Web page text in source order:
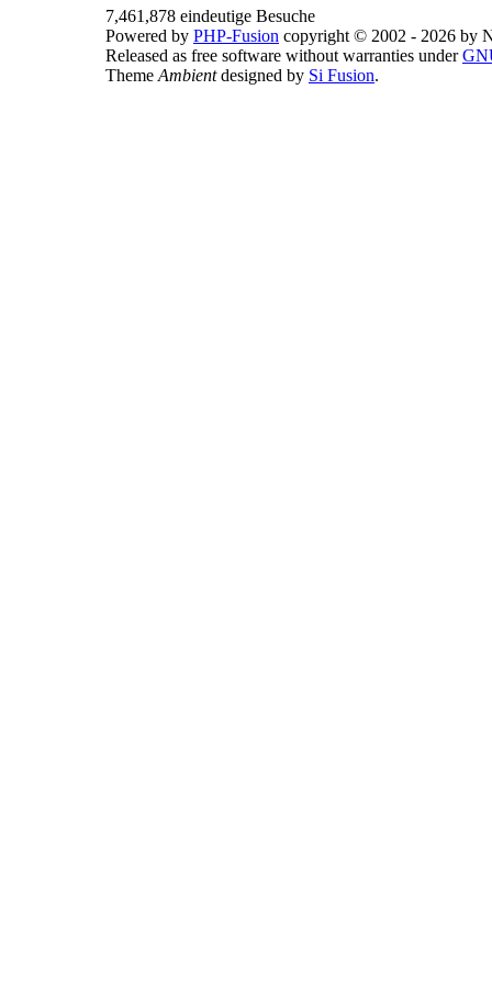
7,461,878 eindeutige Besuche
Powered by PHP-Fusion copyright © 2002 - 2026 by
Released as free software without warranties under
Theme Ambientdesigned by Si Fusion.